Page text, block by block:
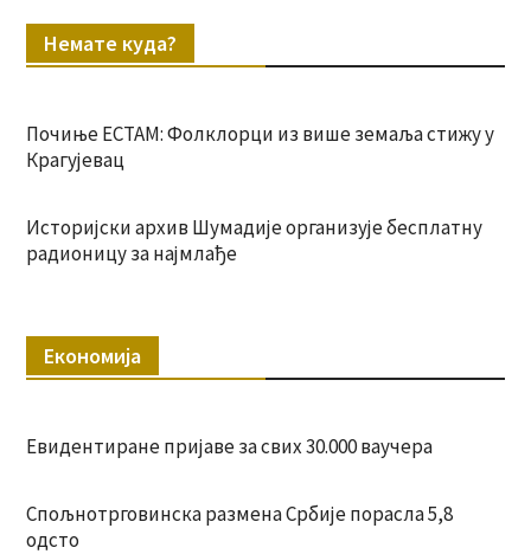
Немате куда?
Почиње ЕСТАМ: Фолклорци из више земаља стижу у
Крагујевац
Историјски архив Шумадије организује бесплатну
радионицу за најмлађе
Економија
Евидентиране пријаве за свих 30.000 ваучера
Спољнотрговинска размена Србије порасла 5,8
одсто